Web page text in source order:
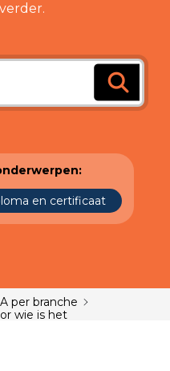
en certificaat
per branche
wie is het